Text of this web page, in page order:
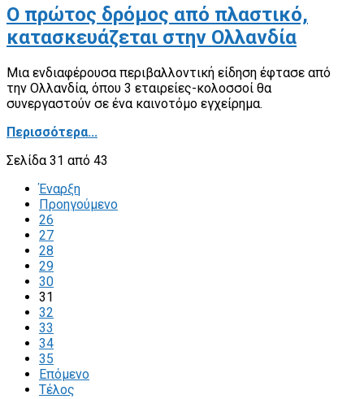
Ο πρώτος δρόμος από πλαστικό,
κατασκευάζεται στην Ολλανδία
Μια ενδιαφέρουσα περιβαλλοντική είδηση έφτασε από
την Ολλανδία, όπου 3 εταιρείες-κολοσσοί θα
συνεργαστούν σε ένα καινοτόμο εγχείρημα.
Περισσότερα...
Σελίδα 31 από 43
Έναρξη
Προηγούμενο
26
27
28
29
30
31
32
33
34
35
Επόμενο
Τέλος